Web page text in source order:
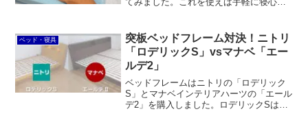
で、冷感は確認できず、フィット感が強
すぎて蒸れを感じます。
ベッド・寝具
突板ベッドフレーム対決！ニトリ
「ロデリックS」vsマナベ「エー
ルデ2」
ベッドフレームはニトリの「ロデリック
S」とマナベインテリアハーツの「エール
デ2」を購入しました。ロデリックSはオ